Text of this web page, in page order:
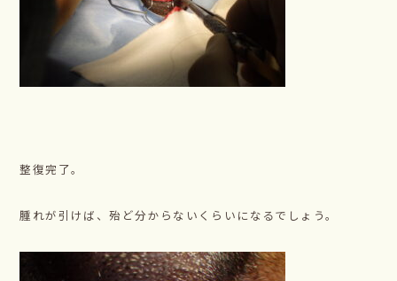
整復完了。
腫れが引けば、殆ど分からないくらいになるでしょう。